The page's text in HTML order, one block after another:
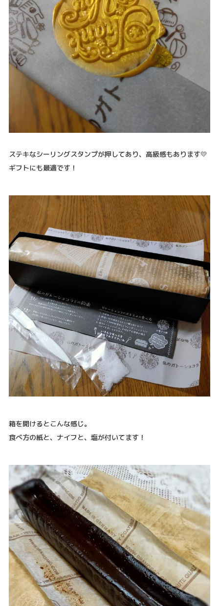
ステキなシーリングスタンプが押してあり、高級感もあります💛
ギフトにも最適です！
箱を開けるとこんな感じ。
食べ方の紙と、ナイフと、塩が付いてます！